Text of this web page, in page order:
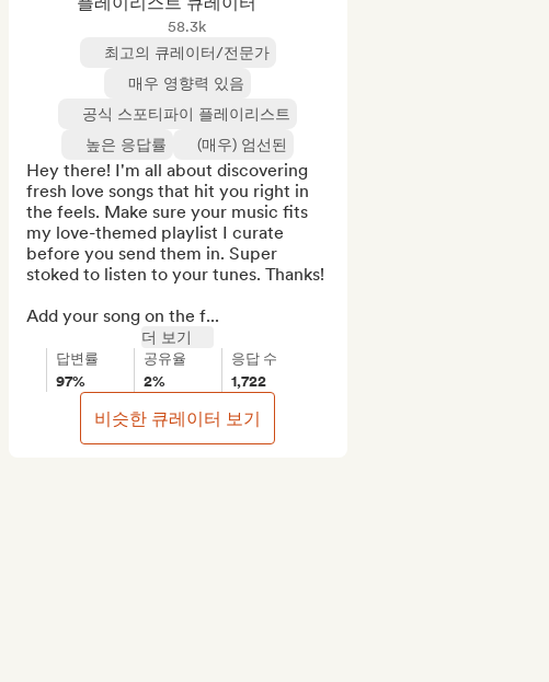
58.3k
최고의 큐레이터/전문가
매우 영향력 있음
공식 스포티파이 플레이리스트
높은 응답률
(매우) 엄선된
Hey there! I'm all about discovering
fresh love songs that hit you right in
the feels. Make sure your music fits
my love-themed playlist I curate
before you send them in. Super
stoked to listen to your tunes. Thanks!
Add your song on the f...
더 보기
답변률
97%
공유율
2%
응답 수
1,722
비슷한 큐레이터 보기